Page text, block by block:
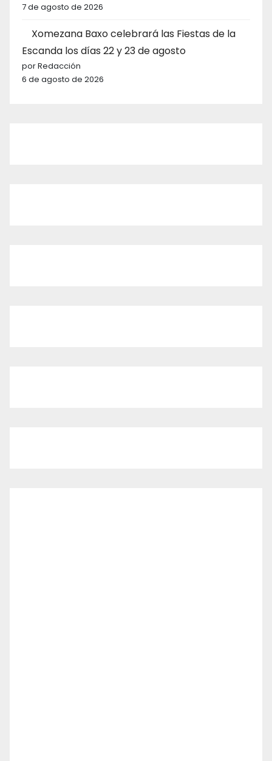
7 de agosto de 2026
Xomezana Baxo celebrará las Fiestas de la
Escanda los días 22 y 23 de agosto
por Redacción
6 de agosto de 2026